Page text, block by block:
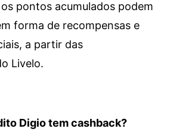
pontos acumulados podem
forma de recompensas e
a partir das
Livelo.
Digio tem cashback?